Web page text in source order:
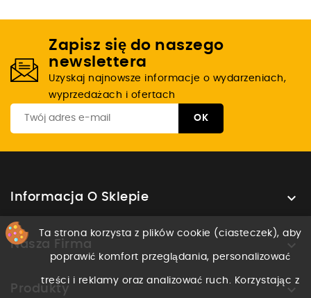
Zapisz się do naszego
newslettera
Uzyskaj najnowsze informacje o wydarzeniach,
wyprzedażach i ofertach
Informacja O Sklepie 
Nasza Firma 
Produkty 
Ta strona korzysta z plików cookie (ciasteczek), aby
poprawić komfort przeglądania, personalizować
treści i reklamy oraz analizować ruch. Korzystając z